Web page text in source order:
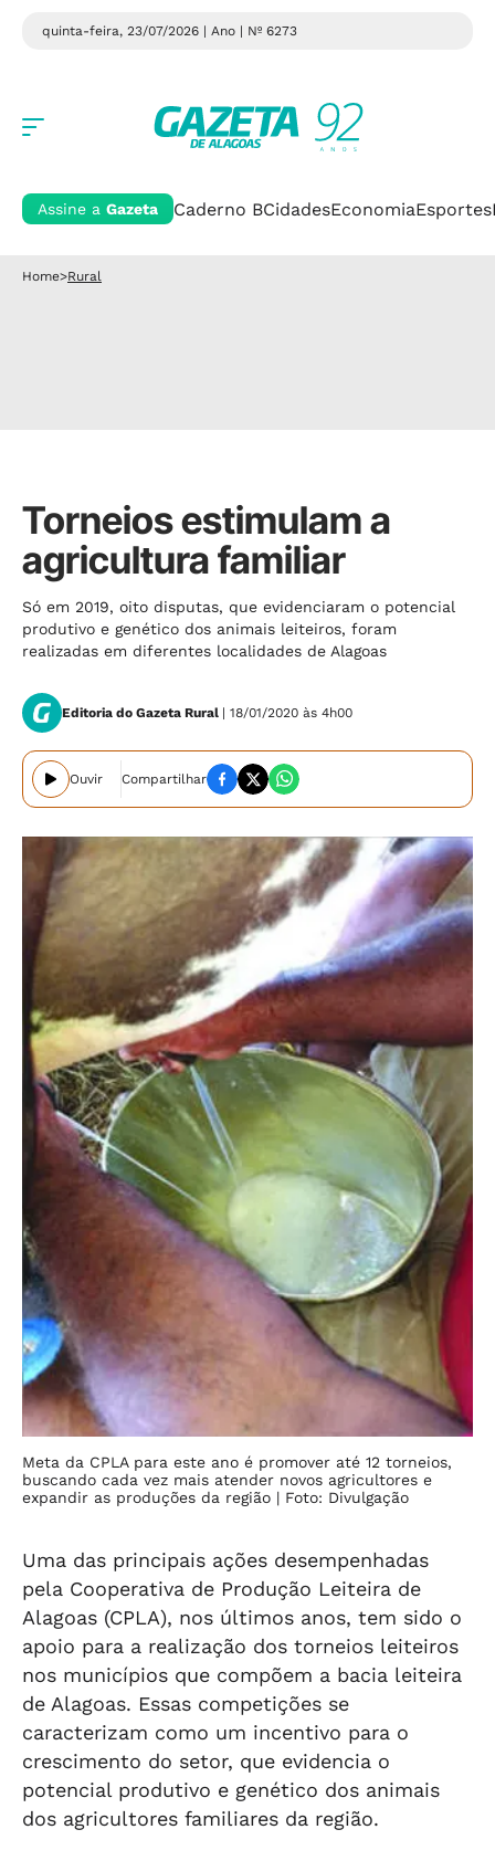
quinta-feira, 23/07/2026 | Ano | Nº 6273
Assine a Gazeta Caderno BCidadesEconomiaEsportes
Home>Rural
Torneios estimulam a
agricultura familiar
Só em 2019, oito disputas, que evidenciaram o potencial
produtivo e genético dos animais leiteiros, foram
realizadas em diferentes localidades de Alagoas
Editoria do Gazeta Rural | 18/01/2020 às 4h00
Ouvir Compartilhar
Meta da CPLA para este ano é promover até 12 torneios,
buscando cada vez mais atender novos agricultores e
expandir as produções da região | Foto: Divulgação
Uma das principais ações desempenhadas
pela Cooperativa de Produção Leiteira de
Alagoas (CPLA), nos últimos anos, tem sido o
apoio para a realização dos torneios leiteiros
nos municípios que compõem a bacia leiteira
de Alagoas. Essas competições se
caracterizam como um incentivo para o
crescimento do setor, que evidencia o
potencial produtivo e genético dos animais
dos agricultores familiares da região.